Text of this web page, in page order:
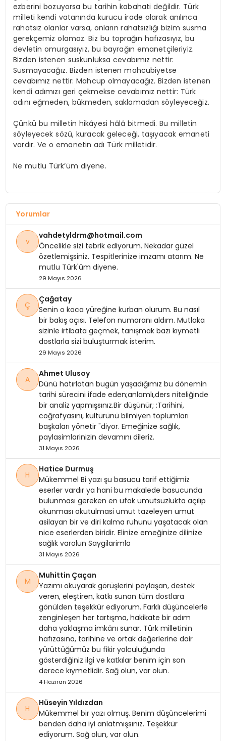
ezberini bozuyorsa bu tarihin kabahati değildir. Türk
milleti kendi vatanında kurucu irade olarak anılınca
rahatsız olanlar varsa, onların rahatsızlığı bizim susma
gerekçemiz olamaz. Biz bu toprağın hafızasıyız, bu
devletin omurgasıyız, bu bayrağın emanetçileriyiz.
Bizden istenen suskunluksa cevabımız nettir:
Susmayacağız. Bizden istenen mahcubiyetse
cevabımız nettir: Mahcup olmayacağız. Bizden istenen
kendi adımızı geri çekmekse cevabımız nettir: Türk
adını eğmeden, bükmeden, saklamadan söyleyeceğiz.
Çünkü bu milletin hikâyesi hâlâ bitmedi. Bu milletin
söyleyecek sözü, kuracak geleceği, taşıyacak emaneti
vardır. Ve o emanetin adı Türk milletidir.
Ne mutlu Türk’üm diyene.
Yorumlar
v
vahdetyldrm@hotmail.com
Öncelikle sizi tebrik ediyorum. Nekadar güzel
özetlemişsiniz. Tespitlerinize imzamı atarım. Ne
mutlu Türk'üm diyene.
29 Mayıs 2026
Ç
Çağatay
Senin o koca yüreğine kurban olurum. Bu nasıl
bir bakış açısı. Telefon numaranı aldım. Mutlaka
sizinle irtibata geçmek, tanışmak bazı kıymetli
dostlarla sizi buluşturmak isterim.
29 Mayıs 2026
A
Ahmet Ulusoy
Dünü hatırlatan bugün yaşadığımız bu dönemin
tarihi sürecini ifade eden;anlamlı,ders niteliğinde
bir analiz yapmışsınız.Bir düşünür; :Tarihini,
coğrafyasını, kültürünü bilmiyen toplumları
başkaları yönetir "diyor. Emeğinize sağlık,
paylasimlarinizin devamını dileriz.
31 Mayıs 2026
H
Hatice Durmuş
Mükemmel Bi yazı şu basucu tarif ettiğimiz
eserler vardır ya hani bu makalede basucunda
bulunması gereken en ufak umutsuzlukta açılıp
okunması okutulmasi umut tazeleyen umut
asilayan bir ve diri kalma ruhunu yaşatacak olan
nice eserlerden biridir. Elinize emeğinize dilinize
sağlık varolun Saygilarimla
31 Mayıs 2026
M
Muhittin Çaçan
Yazımı okuyarak görüşlerini paylaşan, destek
veren, eleştiren, katkı sunan tüm dostlara
gönülden teşekkür ediyorum. Farklı düşüncelerle
zenginleşen her tartışma, hakikate bir adım
daha yaklaşma imkânı sunar. Türk milletinin
hafızasına, tarihine ve ortak değerlerine dair
yürüttüğümüz bu fikir yolculuğunda
gösterdiğiniz ilgi ve katkılar benim için son
derece kıymetlidir. Sağ olun, var olun.
4 Haziran 2026
H
Hüseyin Yıldızdan
Mükemmel bir yazı olmuş. Benim düşüncelerimi
benden daha iyi anlatmışsınız. Teşekkür
ediyorum. Sağ olun, var olun.